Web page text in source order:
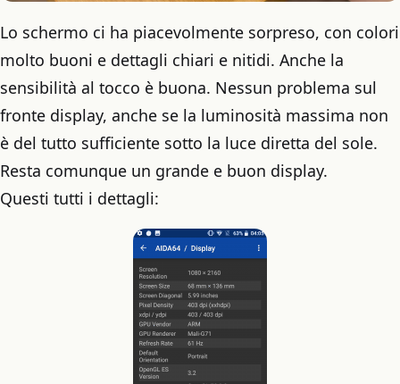
Lo schermo ci ha piacevolmente sorpreso, con colori
molto buoni e dettagli chiari e nitidi. Anche la
sensibilità al tocco è buona. Nessun problema sul
fronte display, anche se la luminosità massima non
è del tutto sufficiente sotto la luce diretta del sole.
Resta comunque un grande e buon display.
Questi tutti i dettagli: